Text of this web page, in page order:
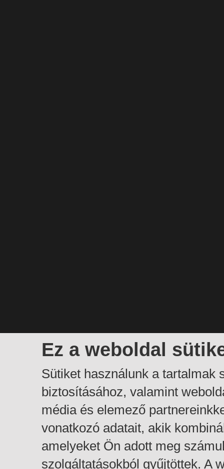
Ez a weboldal
Sütiket használunk a tartalmak
biztosításához, valamint
média és elemező
vonatkozó adatait, akik
amelyeket Ön adott meg
szolgáltatásokból gyűjtöttek. A